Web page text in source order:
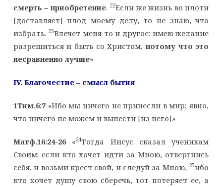
смерть – приобретение. 22Если же жизнь во плоти
[доставляет] плод моему делу, то не знаю, что
избрать. 23Влечет меня то и другое: имею желание
разрешиться и быть со Христом,потому что это
несравненно лучше»
IV. Благочестие – смысл бытия
1Тим.6:7«Ибо мы ничего не принесли в мир; явно,
что ничего не можем и вынести [из него]»
Матф.16:24-26«24Тогда Иисус сказал ученикам
Своим: если кто хочет идти за Мною, отвергнись
себя, и возьми крест свой, и следуй за Мною, 25ибо
кто хочет душу свою сберечь, тот потеряет ее, а